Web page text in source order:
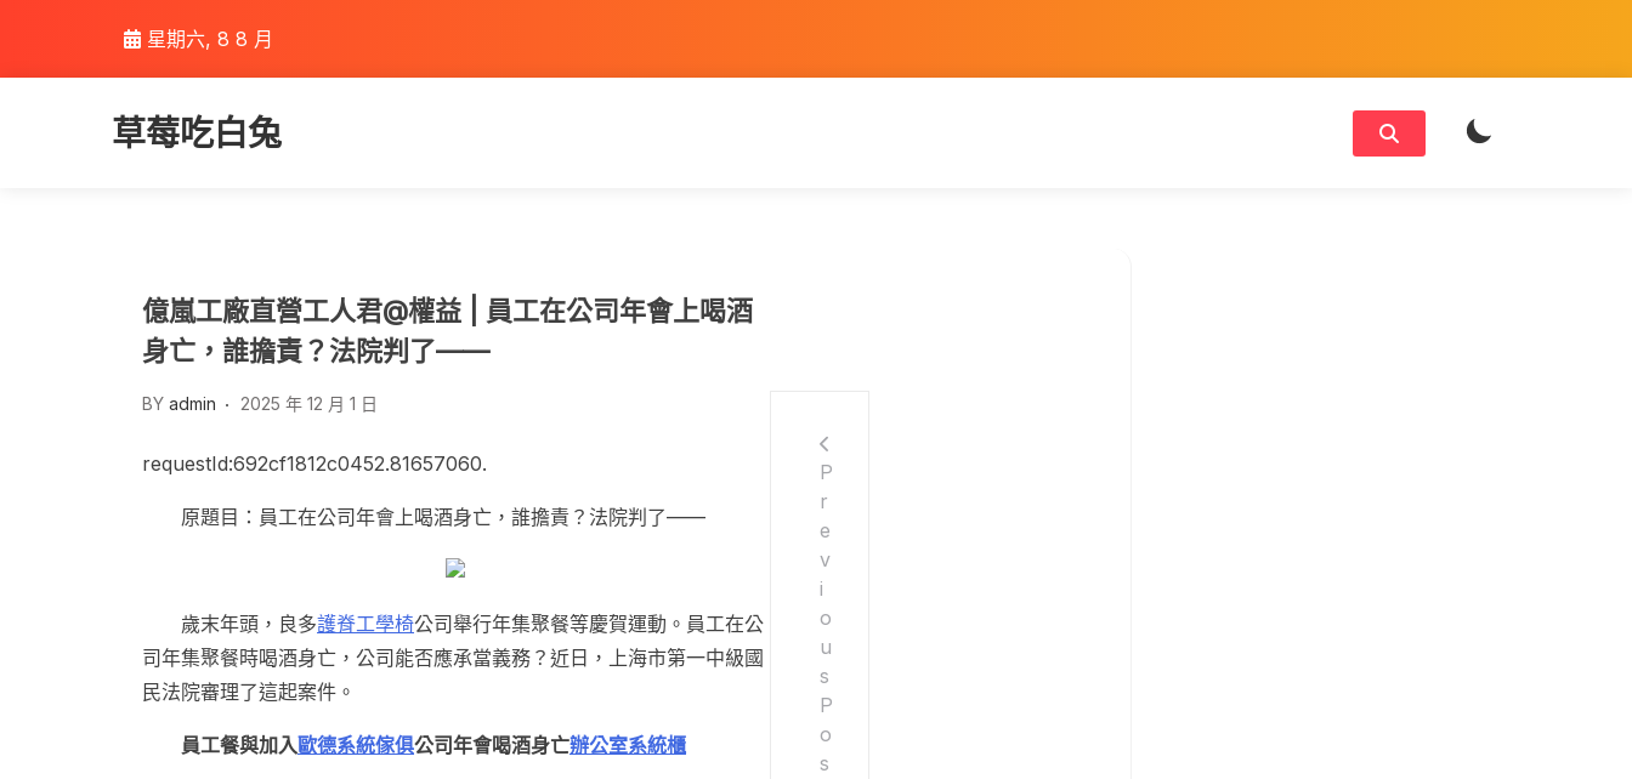
content
星期六, 8 8 月
草莓吃白兔
億嵐工廠直營工人君@權益 | 員工在公司年會上喝酒
身亡，誰擔責？法院判了——
BY admin 2025 年 12 月 1 日
requestId:692cf1812c0452.81657060.
原題目：員工在公司年會上喝酒身亡，誰擔責？法院判了——
歲末年頭，良多護脊工學椅公司舉行年集聚餐等慶賀運動。員工在公
司年集聚餐時喝酒身亡，公司能否應承當義務？近日，上海市第一中級國
民法院審理了這起案件。
員工餐與加入歐德系統傢俱公司年會喝酒身亡辦公室系統櫃
P
r
e
v
i
o
u
s
P
o
s